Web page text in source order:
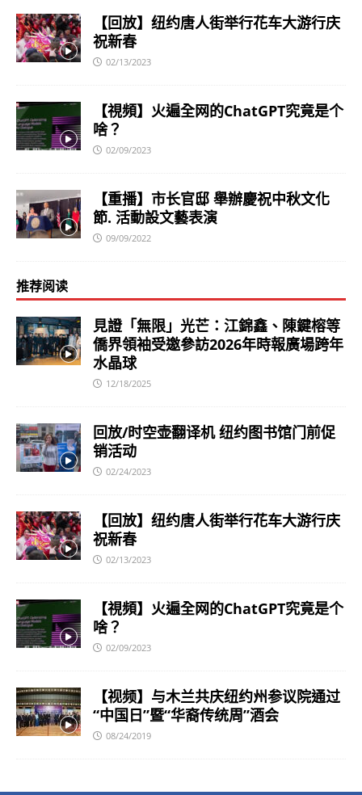
【回放】纽约唐人街举行花车大游行庆
祝新春
02/13/2023
【視頻】火遍全网的ChatGPT究竟是个
啥？
02/09/2023
【重播】市长官邸 舉辦慶祝中秋文化
節. 活動設文藝表演
09/09/2022
推荐阅读
見證「無限」光芒：江錦鑫、陳鍵榕等
僑界領袖受邀參訪2026年時報廣場跨年
水晶球
12/18/2025
回放/时空壶翻译机 纽约图书馆门前促
销活动
02/24/2023
【回放】纽约唐人街举行花车大游行庆
祝新春
02/13/2023
【視頻】火遍全网的ChatGPT究竟是个
啥？
02/09/2023
【视频】与木兰共庆纽约州参议院通过
“中国日”暨“华裔传统周”酒会
08/24/2019